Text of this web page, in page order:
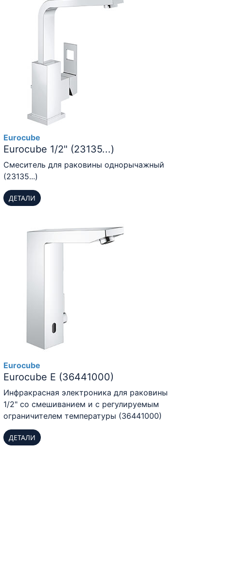
Eurocube
Eurocube 1/2" (23135...)
Смеситель для раковины однорычажный
(23135...)
ДЕТАЛИ
Eurocube
Eurocube E (36441000)
Инфракрасная электроника для раковины
1/2" со смешиванием и с регулируемым
ограничителем температуры (36441000)
ДЕТАЛИ